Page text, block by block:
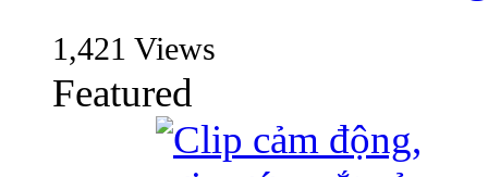
1,421 Views
Featured